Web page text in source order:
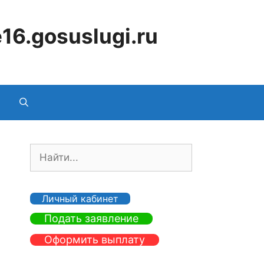
с
к
:
Личный кабинет
Подать заявление
Оформить выплату